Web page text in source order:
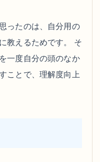
ったのは、自分用の
教えるためです。 そ
一度自分の頭のなか
ことで、理解度向上